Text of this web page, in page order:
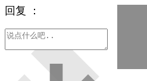
回复 ：